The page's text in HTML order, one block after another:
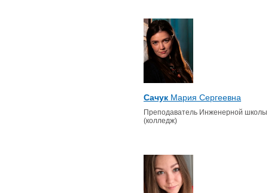
Сачук Мария Сергеевна
Преподаватель Инженерной
(колледж)